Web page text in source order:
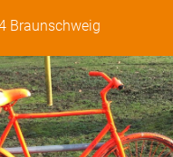
Braunschweig